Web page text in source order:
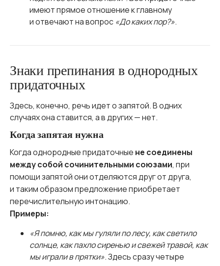
имеют прямое отношение к главному
и отвечают на вопрос «До каких пор?».
Знаки препинания в однородных
придаточных
Здесь, конечно, речь идет о запятой. В одних
случаях она ставится, а в других — нет.
Когда запятая нужна
Когда однородные придаточные не соединены
между собой сочинительными союзами, при
помощи запятой они отделяются друг от друга,
и таким образом предложение приобретает
перечислительную интонацию.
Примеры:
«Я помню, как мы гуляли по лесу, как светило
солнце, как пахло сиренью и свежей травой, как
мы играли в прятки». Здесь сразу четыре